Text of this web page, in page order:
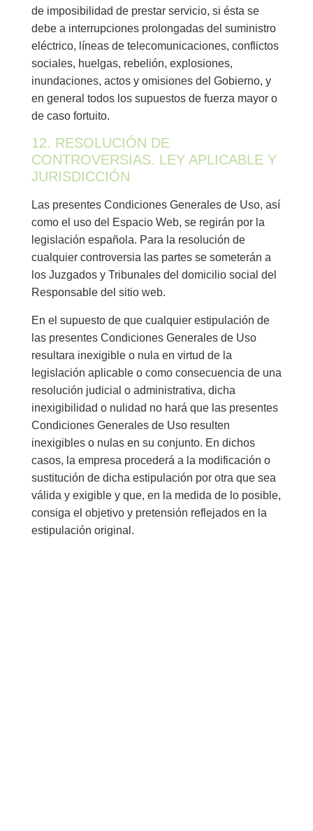
de imposibilidad de prestar servicio, si ésta se
debe a interrupciones prolongadas del suministro
eléctrico, líneas de telecomunicaciones, conflictos
sociales, huelgas, rebelión, explosiones,
inundaciones, actos y omisiones del Gobierno, y
en general todos los supuestos de fuerza mayor o
de caso fortuito.
12. RESOLUCIÓN DE
CONTROVERSIAS. LEY APLICABLE Y
JURISDICCIÓN
Las presentes Condiciones Generales de Uso, así
como el uso del Espacio Web, se regirán por la
legislación española. Para la resolución de
cualquier controversia las partes se someterán a
los Juzgados y Tribunales del domicilio social del
Responsable del sitio web.
En el supuesto de que cualquier estipulación de
las presentes Condiciones Generales de Uso
resultara inexigible o nula en virtud de la
legislación aplicable o como consecuencia de una
resolución judicial o administrativa, dicha
inexigibilidad o nulidad no hará que las presentes
Condiciones Generales de Uso resulten
inexigibles o nulas en su conjunto. En dichos
casos, la empresa procederá a la modificación o
sustitución de dicha estipulación por otra que sea
válida y exigible y que, en la medida de lo posible,
consiga el objetivo y pretensión reflejados en la
estipulación original.